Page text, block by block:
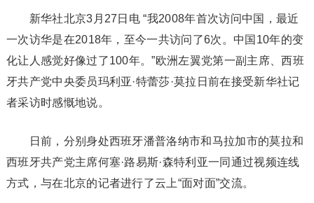
新华社北京3月27日电 “我2008年首次访问中国，最近
一次访华是在2018年，至今一共访问了6次。中国10年的变
化让人感觉好像过了100年。”欧洲左翼党第一副主席、西班
牙共产党中央委员玛利亚·特蕾莎·莫拉日前在接受新华社记
者采访时感慨地说。
日前，分别身处西班牙潘普洛纳市和马拉加市的莫拉和
西班牙共产党主席何塞·路易斯·森特利亚一同通过视频连线
方式，与在北京的记者进行了云上“面对面”交流。